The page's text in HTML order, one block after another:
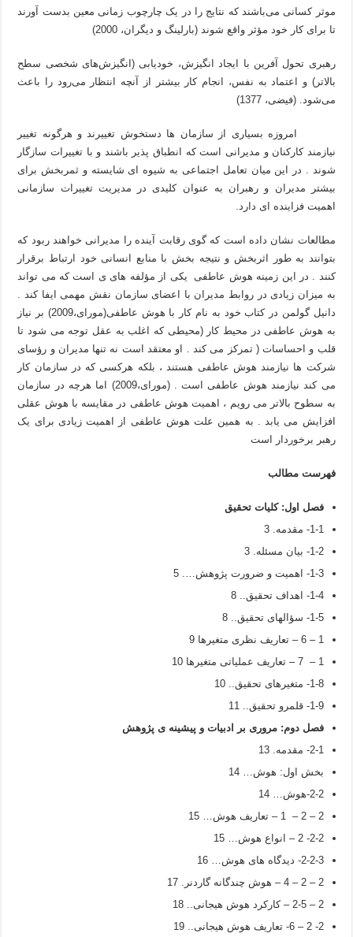
موثر کسانی می‌باشند که نتایج را در یک چارچوب زمانی معین بدست آورند
تا برای کار خود مؤثر واقع شوند (بارلینگ و دیگران، 2000)
رهبری تحول آفرین با ایجاد انگیزش، خودیابی (انگیزش‌های شخصی سطح
بالاتر) و اعتماد به نفس، انجام کار بیشتر از آنچه انتظار می‌رود را باعث
می‌شود. (فیضی، 1377)
امروزه بسیاری از سازمان ها دستخوش تغییرند و هرگونه تغییر
نیازمند کارکنان و مدیرانی است که انطباق پذیر باشند و با تغییرات سازگار
شوند . در این میان تعامل اجتماعی به شیوه ای شایسته و ثمربخش برای
بیشتر مدیران و رهبران به عنوان کلیدی در مدیریت تغییرات سازمانی
اهمیت فزاینده ای دارد.
مطالعات نشان داده است که گوی رقابت آینده را مدیرانی خواهند ربود که
بتوانند به طور اثربخش و نتیجه بخش با منابع انسانی خود ارتباط برقرار
کنند . در این زمینه هوش عاطفی یکی از مؤلفه های ی است که می تواند
به میزان زیادی در روابط مدیران با اعضای سازمان نقش مهمی ایفا کند .
دانیل گولمن در کتاب خود به نام کار با هوش عاطفی(مورای،2009) بر نیاز
به هوش عاطفی در محیط کار (محیطی که اغلب به عقل توجه می شود تا
قلب و احساسات ( تمرکز می کند . او معتقد است نه تنها مدیران و رؤسای
شرکت ها نیازمند هوش عاطفی هستند ، بلکه هرکسی که در سازمان کار
می کند نیازمند هوش عاطفی است . (مورای،2009) اما هرچه در سازمان
به سطوح بالاتر می رویم ، اهمیت هوش عاطفی در مقایسه با هوش عقلی
افزایش می یابد . به همین علت هوش عاطفی از اهمیت زیادی برای یک
رهبر برخوردار است
فهرست مطالب
فصل اول: كلیات تحقیق
1-1- مقدمه. 3
1-2- بیان مسئله. 3
1-3- اهمیت و ضرورت پژوهش…. 5
1-4- اهداف تحقیق.. 8
1-5- سؤالهای تحقیق.. 8
1 – 6 – تعاریف نظری متغیرها 9
1 – 7 – تعاریف عملیاتی متغیرها 10
1-8- متغیرهای تحقیق.. 10
1-9- قلمرو تحقيق.. 11
فصل دوم: مروری بر ادبیات و پیشینه ی پژوهش
2-1- مقدمه. 13
بخش اول: هوش… 14
2-2-هوش… 14
2 – 2 – 1 – تعاریف هوش… 15
2-2- 2 – انواع هوش… 15
2-2-3- دیدگاه های هوش… 16
2 – 2 – 4 – هوش چندگانه گاردنر. 17
2 – 2-5 – کارکرد هوش هیجانی.. 18
2- 2 – 6- تعاریف هوش هیجانی.. 19